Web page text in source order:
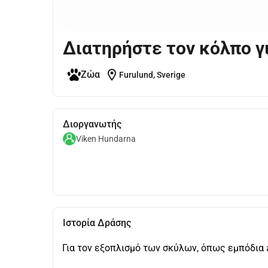
Διατηρήστε τον κόλπο
Ζώα location_on Furulund, Sverige
Διοργανωτής
Viken Hundarna
Ιστορία Δράσης
Για τον εξοπλισμό των σκύλων, όπως εμπόδια